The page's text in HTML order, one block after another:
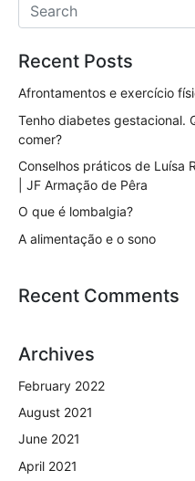
b
o
k
Recent Posts
Afrontamentos e exercício
Tenho diabetes gestacional.
comer?
Conselhos práticos de Luísa
| JF Armação de Pêra
O que é lombalgia?
A alimentação e o sono
Recent Comments
Archives
February 2022
August 2021
June 2021
April 2021